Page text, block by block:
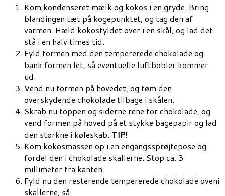
Kom kondenseret mælk og kokos i en gryde. Bring
blandingen tæt på kogepunktet, og tag den af
varmen. Hæld kokosfyldet over i en skål, og lad det
stå i en halv times tid.
Fyld formen med den tempererede chokolade og
bank formen let, så eventuelle luftbobler kommer
ud.
Vend nu formen på hovedet, og tøm den
overskydende chokolade tilbage i skålen.
Skrab nu toppen og siderne rene for chokolade, og
vend formen på hoved på et stykke bagepapir og lad
den størkne i køleskab. TIP!
Kom kokosmassen op i en engangssprøjtepose og
fordel den i chokolade skallerne. Stop ca. 3
millimeter fra kanten.
Fyld nu den resterende tempererede chokolade oveni
skallerne, så